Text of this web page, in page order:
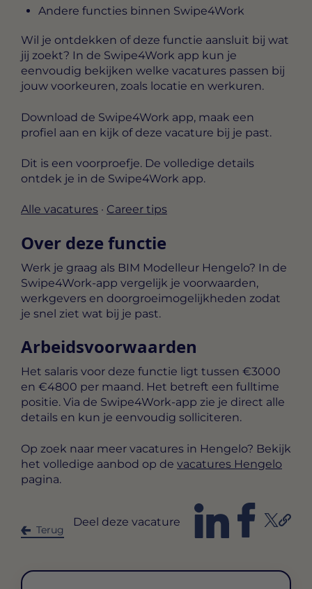
Andere functies binnen Swipe4Work
Wil je ontdekken of deze functie aansluit bij wat
jij zoekt? In de Swipe4Work app kun je
eenvoudig bekijken welke vacatures passen bij
jouw voorkeuren, zoals locatie en werkuren.
Download de Swipe4Work app, maak een
profiel aan en kijk of deze vacature bij je past.
Dit is een voorproefje. De volledige details
ontdek je in de Swipe4Work app.
Alle vacatures · Career tips
Over deze functie
Werk je graag als BIM Modelleur Hengelo? In de
Swipe4Work-app vergelijk je voorwaarden,
werkgevers en doorgroeimogelijkheden zodat
je snel ziet wat bij je past.
Arbeidsvoorwaarden
Het salaris voor deze functie ligt tussen €3000
en €4800 per maand. Het betreft een fulltime
positie. Via de Swipe4Work-app zie je direct alle
details en kun je eenvoudig solliciteren.
Op zoek naar meer vacatures in Hengelo? Bekijk
het volledige aanbod op de vacatures Hengelo
pagina.
Terug
Deel deze vacature